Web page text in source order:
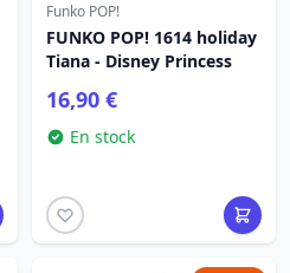
Funko POP!
FUNKO POP! 1614 holiday
Tiana - Disney Princess
16,90 €
En stock